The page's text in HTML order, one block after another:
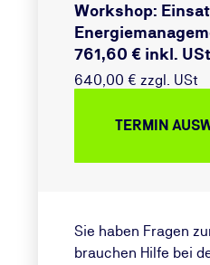
Workshop:
761,60 € inkl. USt
640,00 € zzgl. USt
TERMIN
Sie haben Fragen
brauchen Hilfe bei